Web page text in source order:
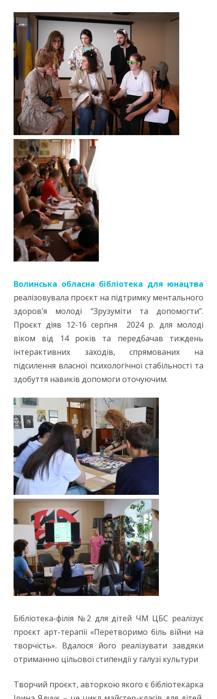
Волинська обласна бібліотека для юнацтва
реалізовувала проєкт на підтримку ментального
здоров’я молоді “Зрузуміти та допомогти”.
Проєкт діяв 12-16 серпня 2024 р. для молоді
віком від 14 років та передбачав тиждень
інтерактивних заходів, спрямованих на
підсилення власної психологічної стабільності та
здобуття навиків допомоги оточуючим.
Бібліотека-філія №2 для дітей ЧМ ЦБС реалізує
проєкт арт-терапії «Перетворимо біль війни на
творчість». Вдалося його реалізувати завдяки
отриманню цільової стипендії у галузі культури
Творчий проєкт, авторкою якого є бібліотекарка